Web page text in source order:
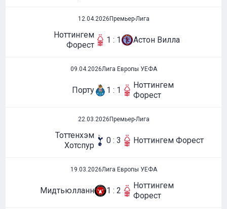
12.04.2026 Премьер-Лига
Ноттингем
Форест
1 : 1 Астон Вилла
09.04.2026Лига Европы УЕФА
Порту 1 : 1
Ноттингем
Форест
22.03.2026 Премьер-Лига
Тоттенхэм
Хотспур
0 : 3 Ноттингем Форест
19.03.2026Лига Европы УЕФА
Мидтьюлланн 1 : 2
Ноттингем
Форест